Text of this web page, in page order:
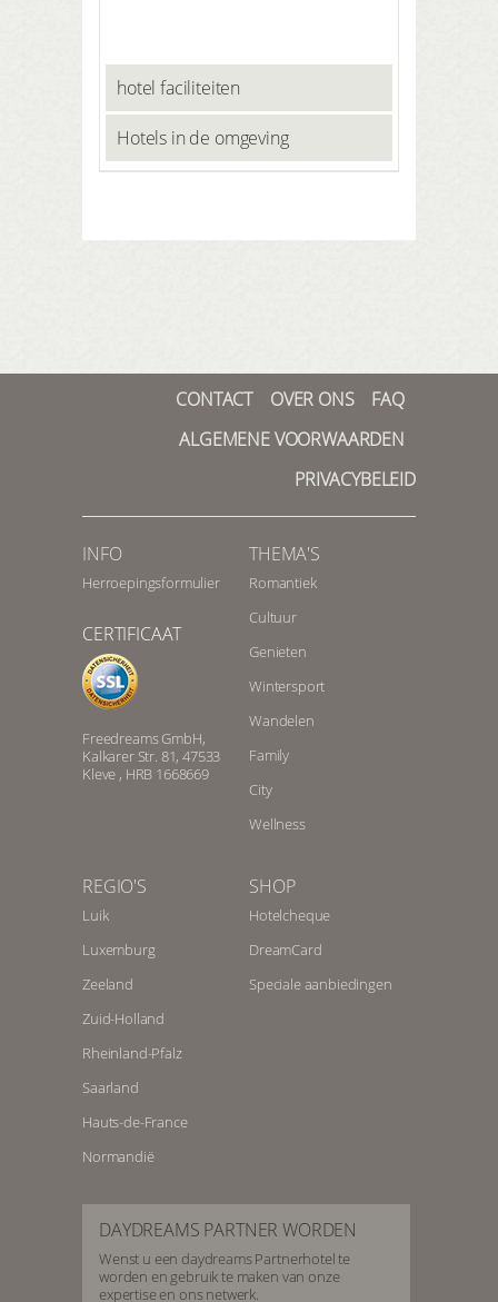
hotel faciliteiten
Hotels in de omgeving
CONTACT OVER ONS
FAQ
ALGEMENE VOORWAARDEN
PRIVACYBELEID
INFO
Herroepingsformulier
CERTIFICAAT
Freedreams GmbH,
Kalkarer Str. 81, 47533
Kleve , HRB 1668669
THEMA'S
Romantiek
Cultuur
Genieten
Wintersport
Wandelen
Family
City
Wellness
REGIO'S
Luik
Luxemburg
Zeeland
Zuid-Holland
Rheinland-Pfalz
Saarland
Hauts-de-France
Normandië
SHOP
Hotelcheque
DreamCard
Speciale aanbiedingen
DAYDREAMS PARTNER WORDEN
Wenst u een daydreams Partnerhotel te
worden en gebruik te maken van onze
expertise en ons netwerk.